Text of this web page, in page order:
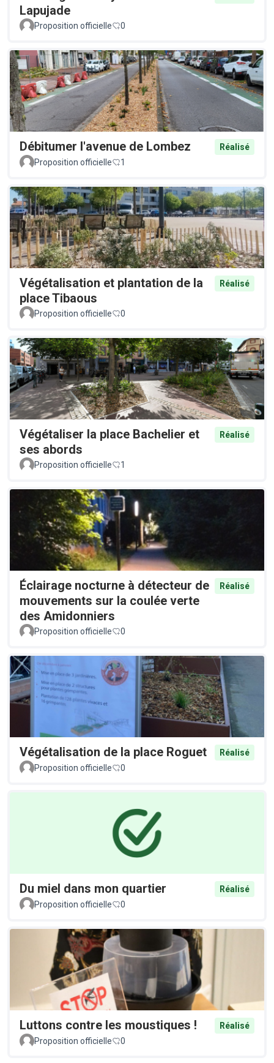
Lapujade
Proposition officielle 0
Débitumer l'avenue de Lombez
Réalisé
Proposition officielle
1
Végétalisation et plantation de la
place Tibaous
Réalisé
Proposition officielle 0
Végétaliser la place Bachelier et
ses abords
Réalisé
Proposition officielle 1
Éclairage nocturne à détecteur de
mouvements sur la coulée verte
des Amidonniers
Réalisé
Proposition officielle 0
Végétalisation de la place Roguet
Réalisé
Proposition officielle
0
Du miel dans mon quartier
Réalisé
Proposition officielle
0
Luttons contre les moustiques !
Réalisé
Proposition officielle
0